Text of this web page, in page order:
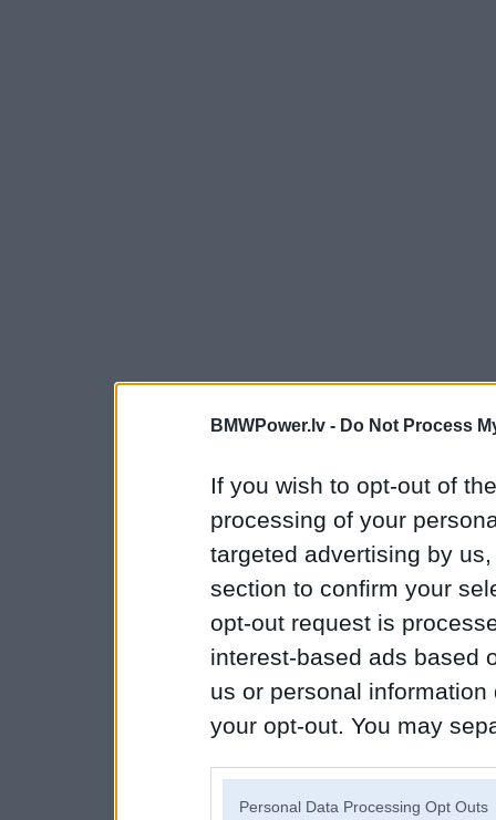
BMWPower.lv - Do Not Process
If you wish to opt-out of
processing of your
targeted advertising by
section to confirm your
opt-out request is
interest-based ads based
us or personal
your opt-out. You may
Personal Data Processing Opt Outs